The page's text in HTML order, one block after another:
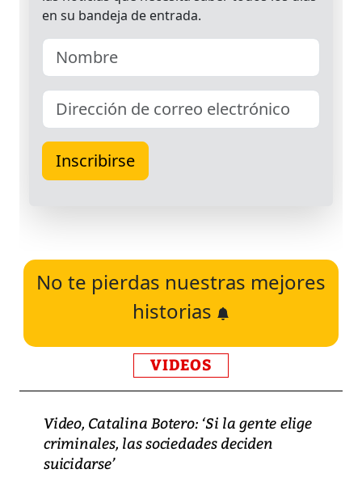
No te pierdas nuestras mejores
historias
VIDEOS
Video, Catalina Botero: ‘Si la gente elige
criminales, las sociedades deciden
suicidarse’